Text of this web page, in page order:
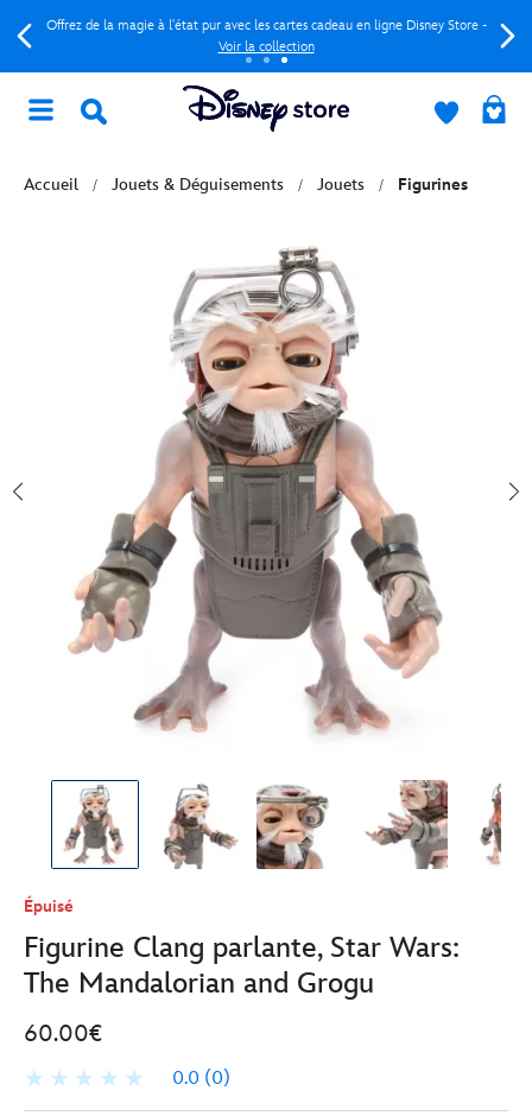
Offrez de la magie à l'état pur avec les cartes cadeau en ligne Disney Store -
Voir la collection
Accueil Jouets & Déguisements Jouets Figurines
Épuisé
Figurine Clang parlante, Star Wars:
The Mandalorian and Grogu
60.00€
0.0 (0)